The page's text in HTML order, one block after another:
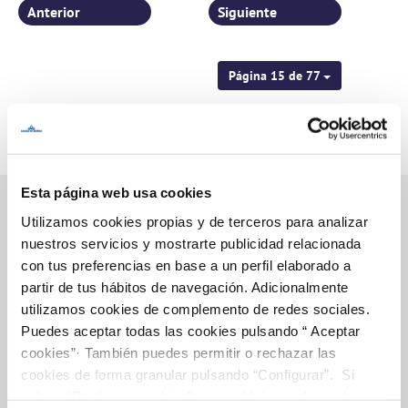
Esta página web usa cookies
Utilizamos cookies propias y de terceros para analizar
nuestros servicios y mostrarte publicidad relacionada
con tus preferencias en base a un perfil elaborado a
partir de tus hábitos de navegación. Adicionalmente
utilizamos cookies de complemento de redes sociales.
Puedes aceptar todas las cookies pulsando “ Aceptar
cookies”· También puedes permitir o rechazar las
cookies de forma granular pulsando “Configurar”. Si
Página 15 de 77
Anterior Siguiente
Inicio
Gestiones Online